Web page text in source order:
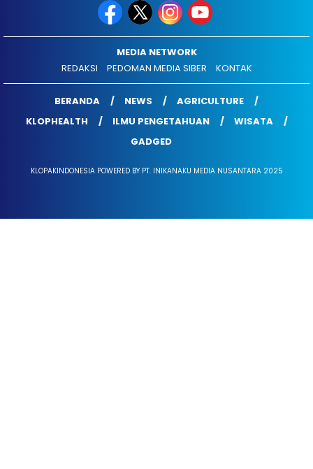
MEDIA NETWORK
REDAKSI
PEDOMAN MEDIA SIBER KONTAK
BERANDA NEWS
AGRICULTURE
KLOPHEALTH
ILMU PENGETAHUAN
WISATA
GADGED
KLOPAKINDONESIA POWERED BY PT. INIKANAKU MEDIA NUSANTARA 2025